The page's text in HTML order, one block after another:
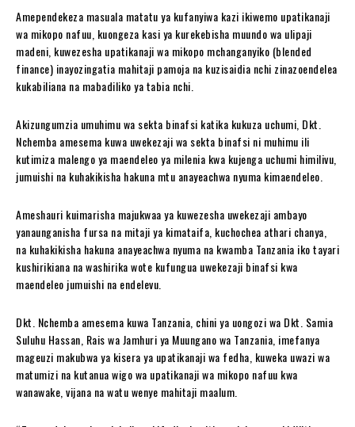
Amependekeza masuala matatu ya kufanyiwa kazi ikiwemo upatikanaji
wa mikopo nafuu, kuongeza kasi ya kurekebisha muundo wa ulipaji
madeni, kuwezesha upatikanaji wa mikopo mchanganyiko (blended
finance) inayozingatia mahitaji pamoja na kuzisaidia nchi zinazoendelea
kukabiliana na mabadiliko ya tabia nchi.
Akizungumzia umuhimu wa sekta binafsi katika kukuza uchumi, Dkt.
Nchemba amesema kuwa uwekezaji wa sekta binafsi ni muhimu ili
kutimiza malengo ya maendeleo ya milenia kwa kujenga uchumi himilivu,
jumuishi na kuhakikisha hakuna mtu anayeachwa nyuma kimaendeleo.
Ameshauri kuimarisha majukwaa ya kuwezesha uwekezaji ambayo
yanaunganisha fursa na mitaji ya kimataifa, kuchochea athari chanya,
na kuhakikisha hakuna anayeachwa nyuma na kwamba Tanzania iko tayari
kushirikiana na washirika wote kufungua uwekezaji binafsi kwa
maendeleo jumuishi na endelevu.
Dkt. Nchemba amesema kuwa Tanzania, chini ya uongozi wa Dkt. Samia
Suluhu Hassan, Rais wa Jamhuri ya Muungano wa Tanzania, imefanya
mageuzi makubwa ya kisera ya upatikanaji wa fedha, kuweka uwazi wa
matumizi na kutanua wigo wa upatikanaji wa mikopo nafuu kwa
wanawake, vijana na watu wenye mahitaji maalum.